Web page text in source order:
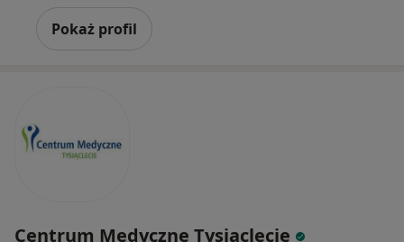
Pokaż profil
Centrum Medyczne Tysiąclecie